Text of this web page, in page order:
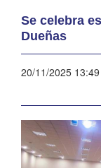
Se celebra
Dueñas
20/11/2025 13:49